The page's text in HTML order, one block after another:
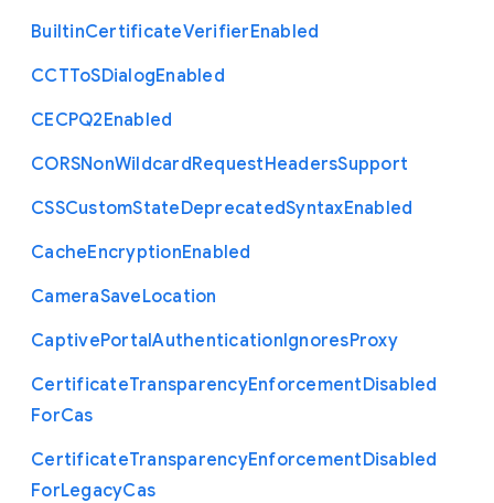
BuiltinCertificateVerifierEnabled
CCTToSDialogEnabled
CECPQ2Enabled
CORSNonWildcardRequestHeadersSupport
CSSCustomStateDeprecatedSyntaxEnabled
CacheEncryptionEnabled
CameraSaveLocation
CaptivePortalAuthenticationIgnoresProxy
CertificateTransparencyEnforcementDisabled
ForCas
CertificateTransparencyEnforcementDisabled
ForLegacyCas